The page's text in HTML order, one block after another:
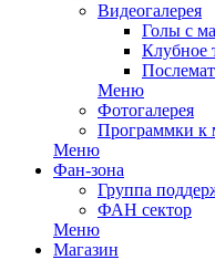
Видеогалерея
Голы с
Клубное
Меню
Фотогалерея
Программки к
Меню
Фан-зона
Группа
ФАН сектор
Меню
Магазин